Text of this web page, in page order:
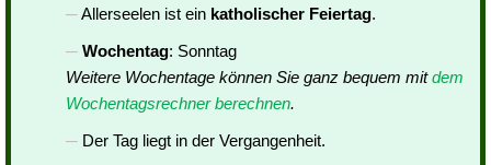
Allerseelen ist ein katholischer Feiertag.
Wochentag: Sonntag
Weitere Wochentage können Sie ganz bequem mitdem
Wochentagsrechner berechnen.
Der Tag liegt in der Vergangenheit.